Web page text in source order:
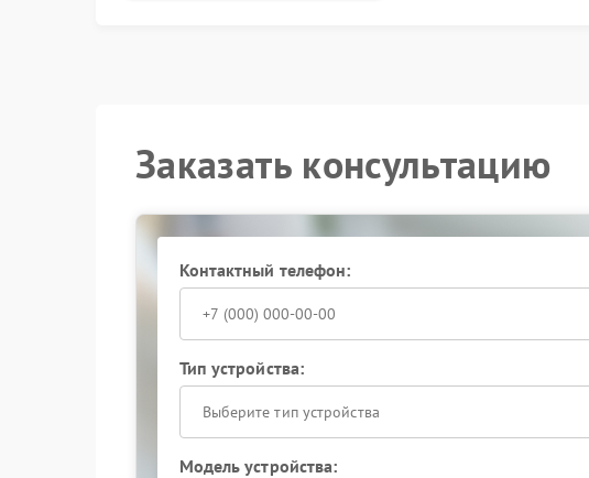
Заказать консультацию
Контактный телефон:
Тип устройства:
Выберите тип устройства
Модель устройства: